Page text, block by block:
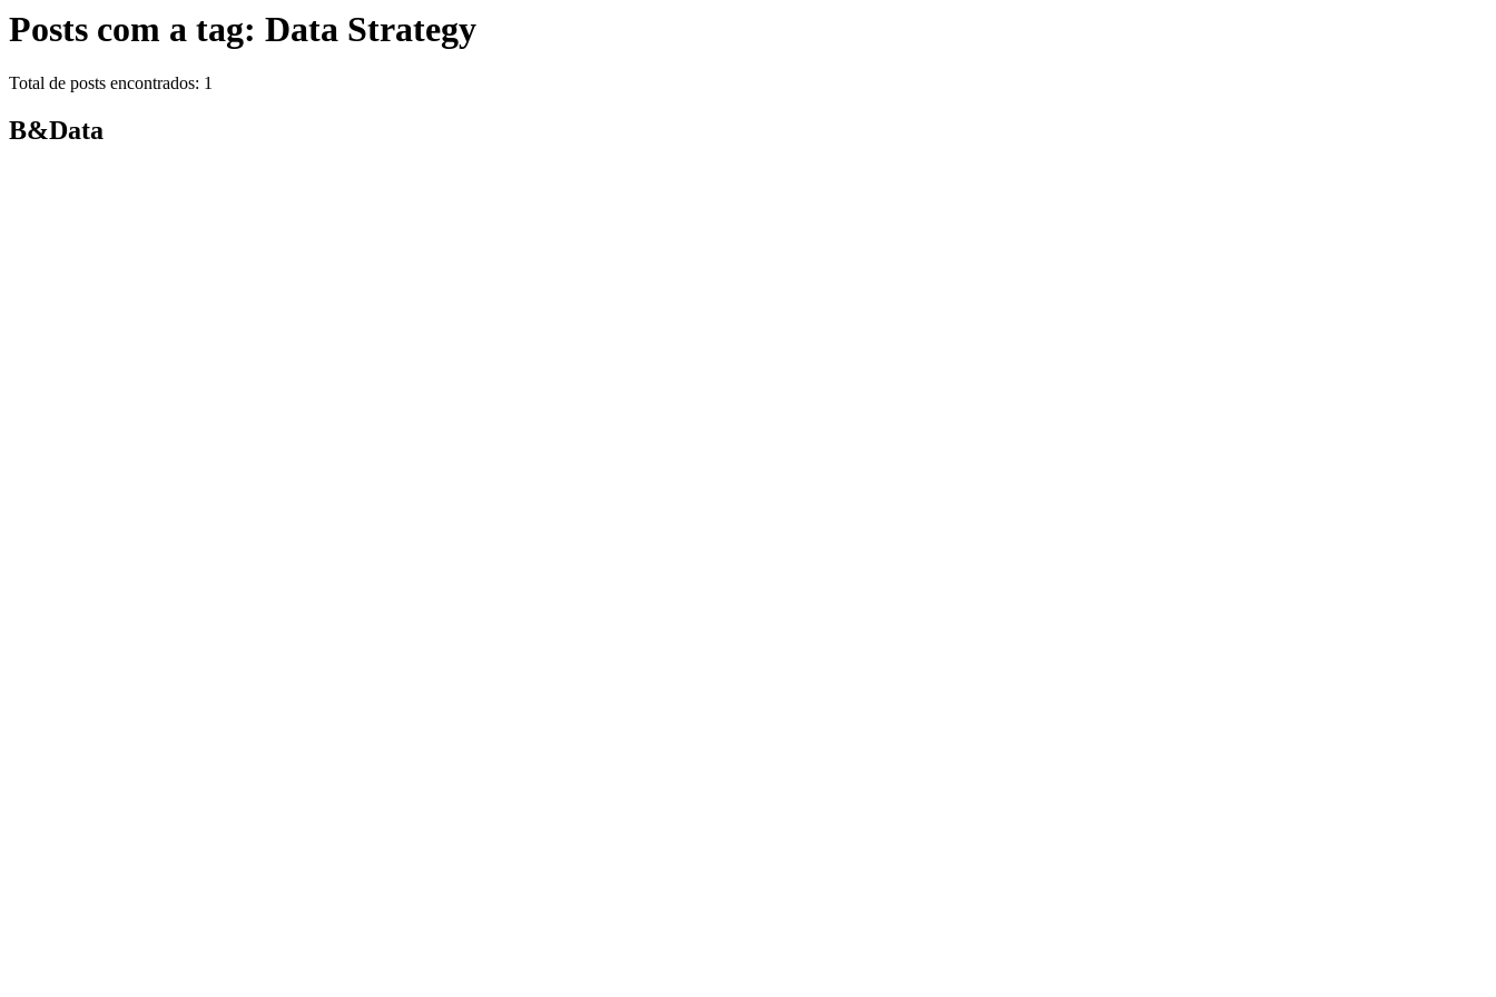
Posts com a tag: Data Strategy
Total de posts encontrados: 1
B&Data